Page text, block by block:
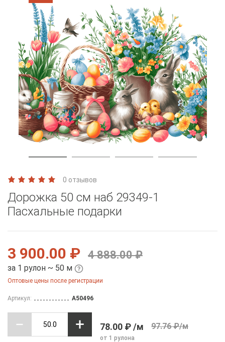
0 отзывов
Дорожка 50 см наб 29349-1
Пасхальные подарки
3 900.00 ₽ 4 888.00 ₽
за 1 рулон ~ 50 м
Оптовые цены после регистрации
Артикул: A50496
78.00 ₽ /м 97.76 ₽/м
от 1 рулона